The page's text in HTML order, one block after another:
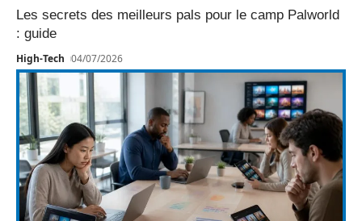
Les secrets des meilleurs pals pour le camp Palworld
: guide
High-Tech 04/07/2026